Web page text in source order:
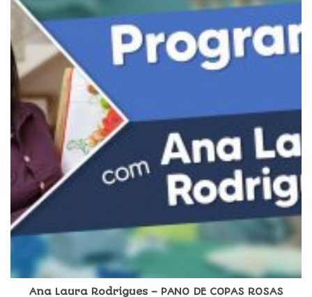
Ana Laura Rodrigues – PANO DE COPAS ROSAS